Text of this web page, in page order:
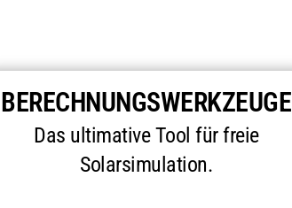
BERECHNUNGSWERKZEUGE
Das ultimative Tool für freie
Solarsimulation.